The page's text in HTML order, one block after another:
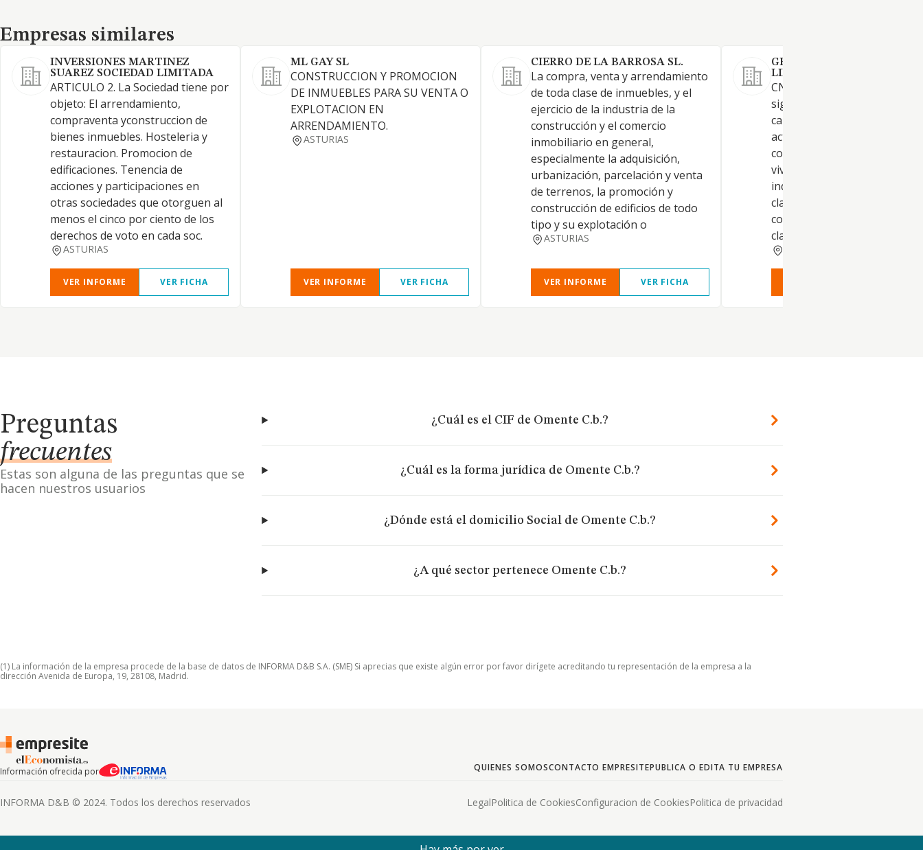
Empresas similares
Empresas similares
INVERSIONES MARTINEZ
SUAREZ SOCIEDAD LIMITADA
ARTICULO 2. La Sociedad tiene por
objeto: El arrendamiento,
compraventa yconstruccion de
bienes inmuebles. Hosteleria y
restauracion. Promocion de
edificaciones. Tenencia de
acciones y participaciones en
otras sociedades que otorguen al
menos el cinco por ciento de los
derechos de voto en cada soc.
ASTURIAS
VER INFORME VER FICHA
ML GAY SL
CONSTRUCCION Y PROMOCION
DE INMUEBLES PARA SU VENTA O
EXPLOTACION EN
ARRENDAMIENTO.
ASTURIAS
VER INFORME VER FICHA
CIERRO DE LA BARROSA SL.
La compra, venta y arrendamiento
de toda clase de inmuebles, y el
ejercicio de la industria de la
construcción y el comercio
inmobiliario en general,
especialmente la adquisición,
urbanización, parcelación y venta
de terrenos, la promoción y
construcción de edificios de todo
tipo y su explotación o
ASTURIAS
VER INFORME VER FICHA
GELCARAND SOCIEDAD
LIMITADA.
CNAE 6820 Si alguna de las
siguientes actividades tuviera
caracter profesional la
actuara como mediadora La
compra, venta y
vivienda, locales, fincas,
industriales o comerciales y
clase de bienes inmuebles, la
construccion y promocion de
clase de edificacion
Preguntas
frecuentes
Estas son alguna de las preguntas que se
hacen nuestros usuarios
¿Cuál es el CIF de Omente C.b.?
¿Cuál es la forma jurídica de Omente C.b.?
¿Dónde está el domicilio Social de Omente C.b.?
¿A qué sector pertenece Omente C.b.?
(1) La información de la empresa procede de la base de datos de INFORMA D&B S.A. (SME) Si aprecias que existe algún error por favor dirígete acreditando tu representación de la empresa a la
dirección Avenida de Europa, 19, 28108, Madrid.
Información ofrecida por QUIENES SOMOSCONTACTO EMPRESITEPUBLICA O EDITA TU EMPRESA
INFORMA D&B © 2024. Todos los derechos reservados LegalPolitica de CookiesConfiguracion de CookiesPolitica de privacidad